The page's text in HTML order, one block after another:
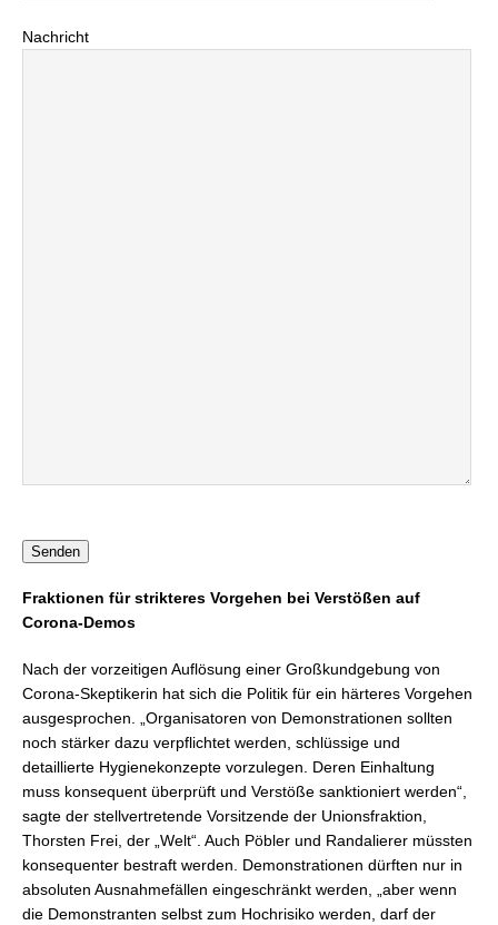
Nachricht
Senden
Fraktionen für strikteres Vorgehen bei Verstößen auf
Corona-Demos
Nach der vorzeitigen Auflösung einer Großkundgebung von
Corona-Skeptikerin hat sich die Politik für ein härteres Vorgehen
ausgesprochen. „Organisatoren von Demonstrationen sollten
noch stärker dazu verpflichtet werden, schlüssige und
detaillierte Hygienekonzepte vorzulegen. Deren Einhaltung
muss konsequent überprüft und Verstöße sanktioniert werden“,
sagte der stellvertretende Vorsitzende der Unionsfraktion,
Thorsten Frei, der „Welt“. Auch Pöbler und Randalierer müssten
konsequenter bestraft werden. Demonstrationen dürften nur in
absoluten Ausnahmefällen eingeschränkt werden, „aber wenn
die Demonstranten selbst zum Hochrisiko werden, darf der